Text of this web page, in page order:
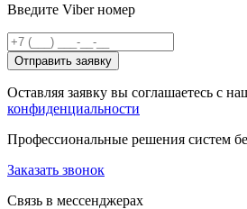
Введите Viber номер
Отправить заявку
Оставляя заявку вы соглашаетесь с
конфиденциальности
Профессиональные решения систем
Заказать звонок
Связь в мессенджерах